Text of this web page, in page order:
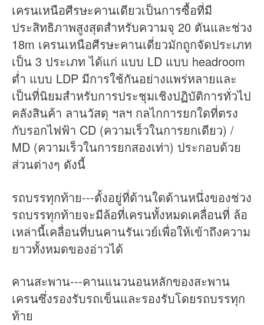
เครนเหนือศีรษะคานเดียวเป็นการซื้อที่มี
ประสิทธิภาพสูงสุดสำหรับความจุ 20 ตันและช่วง
18m เครนเหนือศีรษะคานเดี่ยวมักถูกจัดประเภท
เป็น 3 ประเภท ได้แก่ แบบ LD แบบ headroom
ต่ำ แบบ LDP มีการใช้กันอย่างแพร่หลายและ
เป็นที่นิยมสำหรับการประชุมเชิงปฏิบัติการทั่วไป
คลังสินค้า ลานวัสดุ ฯลฯ กลไกการยกใดที่ตรง
กับรอกไฟฟ้า CD (ความเร็วในการยกเดียว) /
MD (ความเร็วในการยกสองเท่า) ประกอบด้วย
ส่วนต่างๆ ดังนี้
รถบรรทุกท้าย---ตั้งอยู่ที่ด้านใดด้านหนึ่งของช่วง
รถบรรทุกท้ายจะมีล้อที่เครนทั้งหมดเคลื่อนที่ ล้อ
เหล่านี้เคลื่อนที่บนคานรันเวย์เพื่อให้เข้าถึงความ
ยาวทั้งหมดของอ่าวได้
คานสะพาน---คานแนวนอนหลักของสะพาน
เครนซึ่งรองรับรถเข็นและรองรับโดยรถบรรทุก
ท้าย